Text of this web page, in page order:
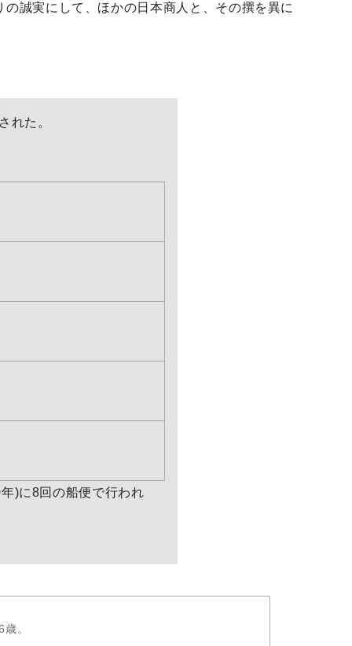
誠実にして、ほかの日本商人と、その撰を異に
れた。
)に8回の船便で行われ
。